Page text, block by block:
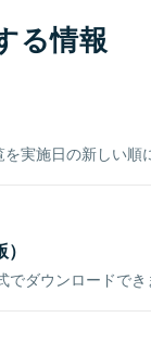
る情報
実施日の新しい順
ダウンロードでき